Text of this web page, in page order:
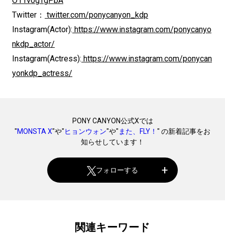
Twitter： twitter.com/ponycanyon_kdp
Instagram(Actor): https://www.instagram.com/ponycanyo
nkdp_actor/
Instagram(Actress): https://www.instagram.com/ponycan
yonkdp_actress/
PONY CANYON公式Xでは
"MONSTA X"や"ヒョンウォン"や"また、FLY！ " の新着記事をお
知らせしています！
フォローする
関連キーワード